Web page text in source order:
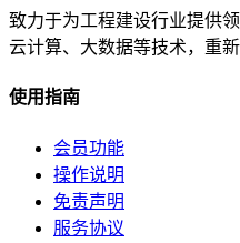
致力于为工程建设行业提供
云计算、大数据等技术，重
使用指南
会员功能
操作说明
免责声明
服务协议